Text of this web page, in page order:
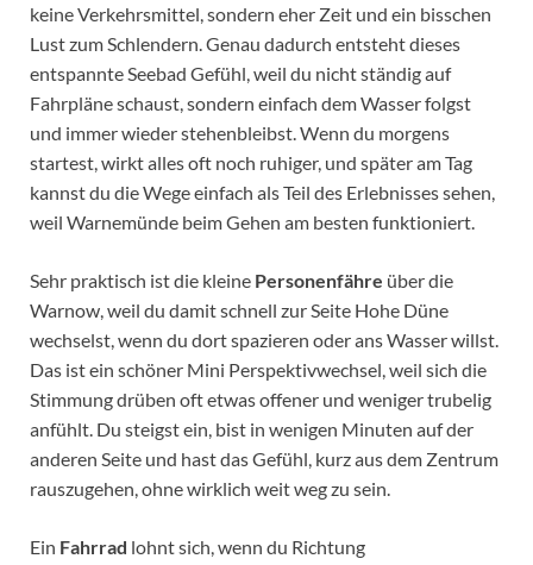
keine Verkehrsmittel, sondern eher Zeit und ein bisschen
Lust zum Schlendern. Genau dadurch entsteht dieses
entspannte Seebad Gefühl, weil du nicht ständig auf
Fahrpläne schaust, sondern einfach dem Wasser folgst
und immer wieder stehenbleibst. Wenn du morgens
startest, wirkt alles oft noch ruhiger, und später am Tag
kannst du die Wege einfach als Teil des Erlebnisses sehen,
weil Warnemünde beim Gehen am besten funktioniert.
Sehr praktisch ist die kleine Personenfähre über die
Warnow, weil du damit schnell zur Seite Hohe Düne
wechselst, wenn du dort spazieren oder ans Wasser willst.
Das ist ein schöner Mini Perspektivwechsel, weil sich die
Stimmung drüben oft etwas offener und weniger trubelig
anfühlt. Du steigst ein, bist in wenigen Minuten auf der
anderen Seite und hast das Gefühl, kurz aus dem Zentrum
rauszugehen, ohne wirklich weit weg zu sein.
Ein Fahrrad lohnt sich, wenn du Richtung